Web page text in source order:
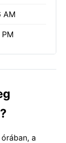
AM
a